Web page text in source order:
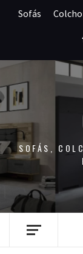
Sofás
SOFÁS,